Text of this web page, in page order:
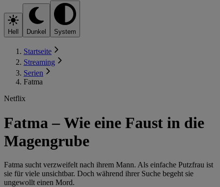
Hell Dunkel System
Startseite
Streaming
Serien
Fatma
Netflix
Fatma – Wie eine Faust in die
Magengrube
Fatma sucht verzweifelt nach ihrem Mann. Als einfache Putzfrau ist
sie für viele unsichtbar. Doch während ihrer Suche begeht sie
ungewollt einen Mord.